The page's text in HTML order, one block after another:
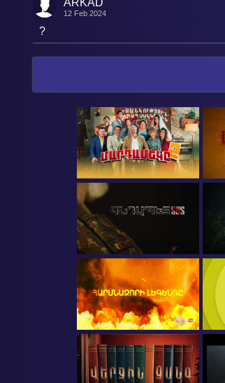
ARKAD
12 Feb 2024
?